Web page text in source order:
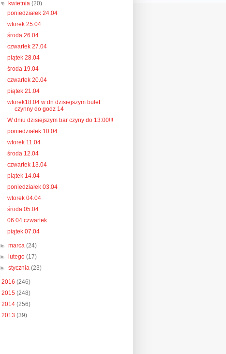
▼
kwietnia(20)
poniedziałek 24.04
wtorek 25.04
środa 26.04
czwartek 27.04
piątek 28.04
środa 19.04
czwartek 20.04
piątek 21.04
wtorek18.04 w dn dzisiejszym bufet
czynny do godz 14
W dniu dzisiejszym bar czyny do 13:00!!!
poniedziałek 10.04
wtorek 11.04
środa 12.04
czwartek 13.04
piątek 14.04
poniedziałek 03.04
wtorek 04.04
środa 05.04
06.04 czwartek
piątek 07.04
►marca(24)
►
lutego(17)
►stycznia(23)
2016 (246)
2015 (248)
2014 (256)
2013 (39)